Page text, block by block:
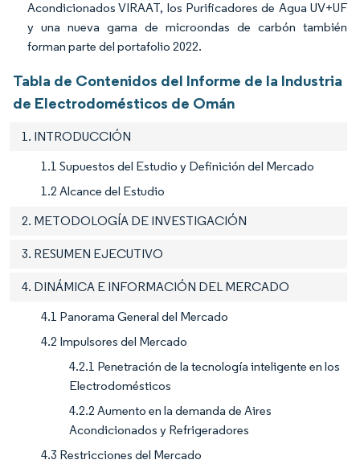
Acondicionados VIRAAT, los Purificadores de Agua UV+UF
y una nueva gama de microondas de carbón también
forman parte del portafolio 2022.
Tabla de Contenidos del Informe de la Industria
de Electrodomésticos de Omán
1. INTRODUCCIÓN
1.1 Supuestos del Estudio y Definición del Mercado
1.2 Alcance del Estudio
2. METODOLOGÍA DE INVESTIGACIÓN
3. RESUMEN EJECUTIVO
4. DINÁMICA E INFORMACIÓN DEL MERCADO
4.1 Panorama General del Mercado
4.2 Impulsores del Mercado
4.2.1 Penetración de la tecnología inteligente en los
Electrodomésticos
4.2.2 Aumento en la demanda de Aires
Acondicionados y Refrigeradores
4.3 Restricciones del Mercado